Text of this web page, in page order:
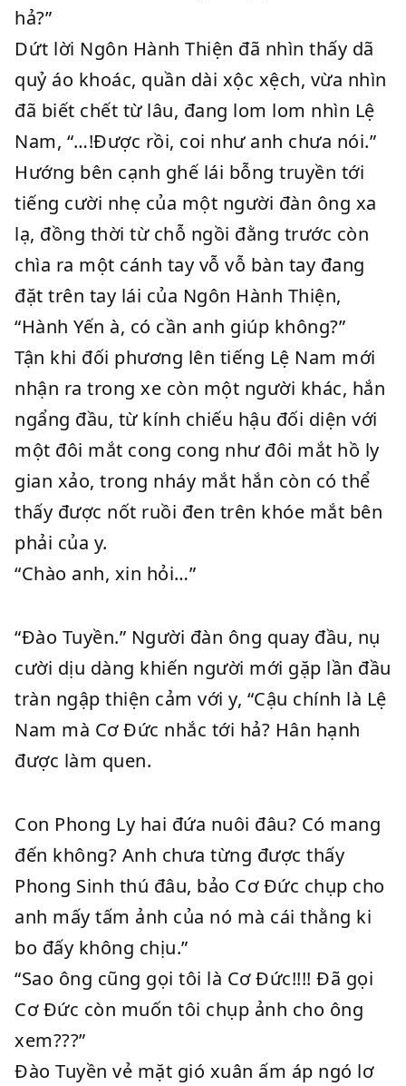
hả?”
Dứt lời Ngôn Hành Thiện đã nhìn thấy dã
quỷ áo khoác, quần dài xộc xệch, vừa nhìn
đã biết chết từ lâu, đang lom lom nhìn Lệ
Nam, “…!Được rồi, coi như anh chưa nói.”
Hướng bên cạnh ghế lái bỗng truyền tới
tiếng cười nhẹ của một người đàn ông xa
lạ, đồng thời từ chỗ ngồi đằng trước còn
chìa ra một cánh tay vỗ vỗ bàn tay đang
đặt trên tay lái của Ngôn Hành Thiện,
“Hành Yến à, có cần anh giúp không?”
Tận khi đối phương lên tiếng Lệ Nam mới
nhận ra trong xe còn một người khác, hắn
ngẩng đầu, từ kính chiếu hậu đối diện với
một đôi mắt cong cong như đôi mắt hồ ly
gian xảo, trong nháy mắt hắn còn có thể
thấy được nốt ruồi đen trên khóe mắt bên
phải của y.
“Chào anh, xin hỏi…”
“Đào Tuyền.” Người đàn ông quay đầu, nụ
cười dịu dàng khiến người mới gặp lần đầu
tràn ngập thiện cảm với y, “Cậu chính là Lệ
Nam mà Cơ Đức nhắc tới hả? Hân hạnh
được làm quen.
Con Phong Ly hai đứa nuôi đâu? Có mang
đến không? Anh chưa từng được thấy
Phong Sinh thú đâu, bảo Cơ Đức chụp cho
anh mấy tấm ảnh của nó mà cái thằng ki
bo đấy không chịu.”
“Sao ông cũng gọi tôi là Cơ Đức!!!! Đã gọi
Cơ Đức còn muốn tôi chụp ảnh cho ông
xem???”
Đào Tuyền vẻ mặt gió xuân ấm áp ngó lơ